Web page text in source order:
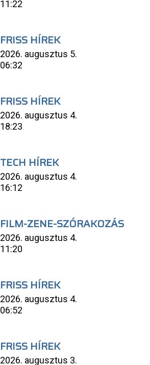
11:22
FRISS HÍREK
2026. augusztus 5.
06:32
FRISS HÍREK
2026. augusztus 4.
18:23
TECH HÍREK
2026. augusztus 4.
16:12
FILM-ZENE-SZÓRAKOZÁS
2026. augusztus 4.
11:20
FRISS HÍREK
2026. augusztus 4.
06:52
FRISS HÍREK
2026. augusztus 3.